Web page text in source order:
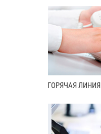
ГОРЯЧАЯ ЛИНИЯ